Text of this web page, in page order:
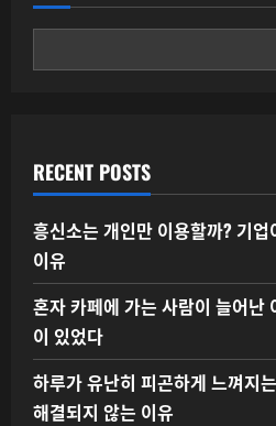
RECENT POSTS
흥신소는 개인만 이용할까? 기
이유
혼자 카페에 가는 사람이 늘어난
이 있었다
하루가 유난히 피곤하게 느껴지
해결되지 않는 이유